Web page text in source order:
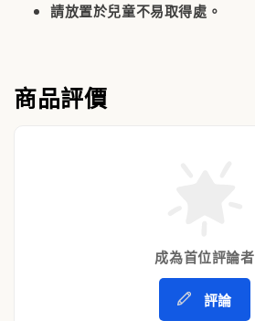
請放置於兒童不易取得處。
商品評價
成為首位評論者
評論